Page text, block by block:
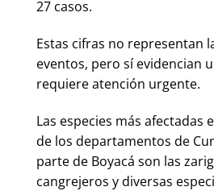
27 casos.
Estas cifras no representan
eventos, pero sí evidencian
requiere atención urgente.
Las especies más afectadas
de los departamentos de
parte de Boyacá son las
cangrejeros y diversas